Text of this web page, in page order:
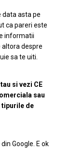
data asta pe
ca pareri este
informatii
altora despre
sa te uiti.
si vezi CE
sau
tipurile de
Google. E ok